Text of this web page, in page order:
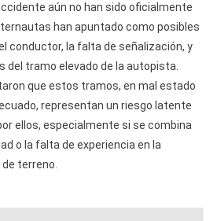
aún no han sido oficialmente
han apuntado como posibles
conductor, la falta de señalización, y
del tramo elevado de la autopista.
que estos tramos, en mal estado
representan un riesgo latente
ellos, especialmente si se combina
o la falta de experiencia en la
terreno.